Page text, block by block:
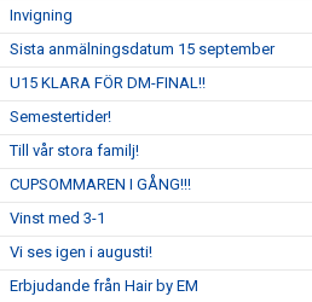
Invigning
Sista anmälningsdatum 15 september
U15 KLARA FÖR DM-FINAL!!
Semestertider!
Till vår stora familj!
CUPSOMMAREN I GÅNG!!!
Vinst med 3-1
Vi ses igen i augusti!
Erbjudande från Hair by EM